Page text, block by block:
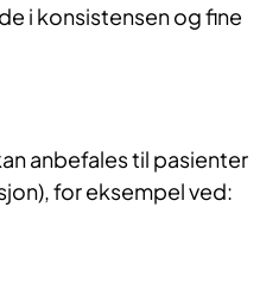
i konsistensen og fine
anbefales til pasienter
for eksempel ved: